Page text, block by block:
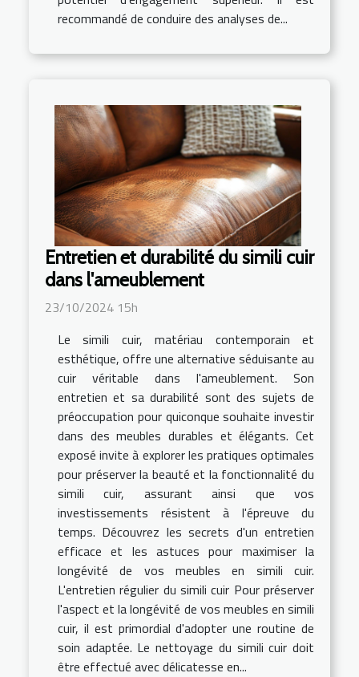
recommandé de conduire des analyses de...
Entretien et durabilité du simili cuir
dans l'ameublement
23/10/2024 15h
Le simili cuir, matériau contemporain et
esthétique, offre une alternative séduisante au
cuir véritable dans l'ameublement. Son
entretien et sa durabilité sont des sujets de
préoccupation pour quiconque souhaite investir
dans des meubles durables et élégants. Cet
exposé invite à explorer les pratiques optimales
pour préserver la beauté et la fonctionnalité du
simili cuir, assurant ainsi que vos
investissements résistent à l'épreuve du
temps. Découvrez les secrets d'un entretien
efficace et les astuces pour maximiser la
longévité de vos meubles en simili cuir.
L'entretien régulier du simili cuir Pour préserver
l'aspect et la longévité de vos meubles en simili
cuir, il est primordial d'adopter une routine de
soin adaptée. Le nettoyage du simili cuir doit
être effectué avec délicatesse en...